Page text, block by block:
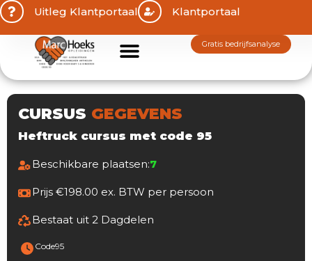
Uitleg Klantportaal Klantportaal
gratis bedrijfsanalyse
CURSUS GEGEVENS
Heftruck cursus met code 95
Beschikbare plaatsen:7
Prijs €198.00 ex. BTW per persoon
Bestaat uit 2 Dagdelen
Code95